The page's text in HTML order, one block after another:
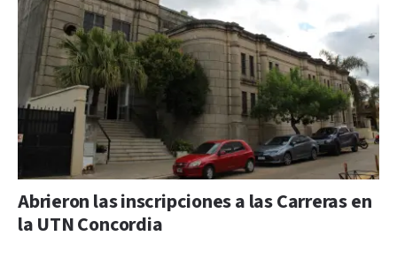
Abrieron las inscripciones a las Carreras en
la UTN Concordia